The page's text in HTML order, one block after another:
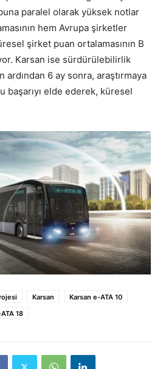
paralel olarak yüksek notlar
hem Avrupa şirketler
şirket puan ortalamasının B
Karsan ise sürdürülebilirlik
ardından 6 ay sonra, araştırmaya
başarıyı elde ederek, küresel
Karsan
Karsan e-ATA 10
18